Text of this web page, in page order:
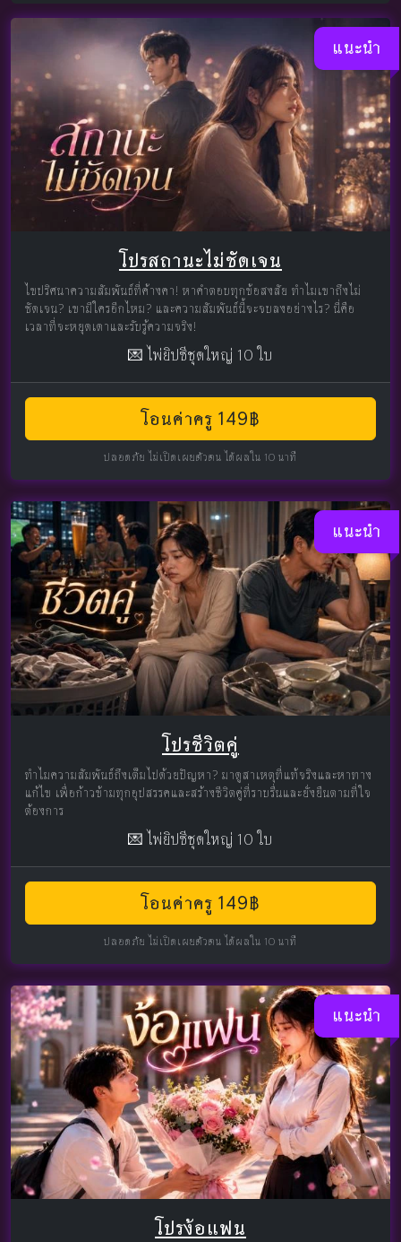
แนะนำ
โปรสถานะไม่ชัดเจน
ไขปริศนาความสัมพันธ์ที่ค้างคา! หาคำตอบทุกข้อสงสัย ทำไมเขาถึงไม่
ชัดเจน? เขามีใครอีกไหม? และความสัมพันธ์นี้จะจบลงอย่างไร? นี่คือ
เวลาที่จะหยุดเดาและรับรู้ความจริง!
💌 ไพ่ยิปซีชุดใหญ่ 10 ใบ
โอนค่าครู 149฿
ปลอดภัย ไม่เปิดเผยตัวตน ได้ผลใน 10 นาที
แนะนำ
โปรชีวิตคู่
ทำไมความสัมพันธ์ถึงเต็มไปด้วยปัญหา? มาดูสาเหตุที่แท้จริงและหาทาง
แก้ไข เพื่อก้าวข้ามทุกอุปสรรคและสร้างชีวิตคู่ที่ราบรื่นและยั่งยืนตามที่ใจ
ต้องการ
💌 ไพ่ยิปซีชุดใหญ่ 10 ใบ
โอนค่าครู 149฿
ปลอดภัย ไม่เปิดเผยตัวตน ได้ผลใน 10 นาที
แนะนำ
โปรง้อแฟน